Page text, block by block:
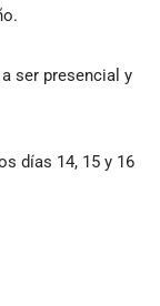
ser presencial y
días 14, 15 y 16